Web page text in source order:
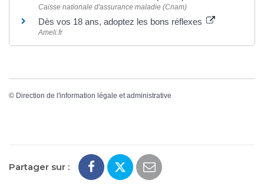
Caisse nationale d'assurance maladie (Cnam)
Dès vos 18 ans, adoptez les bons réflexes
Ameli.fr
© Direction de l'information légale et administrative
Partager sur :